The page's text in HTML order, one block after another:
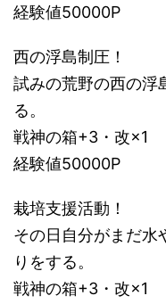
経験値50000P
西の浮島制圧！
試みの荒野の西の浮
る。
戦神の箱+3・改×1
経験値50000P
栽培支援活動！
その日自分がまだ水
りをする。
戦神の箱+3・改×1